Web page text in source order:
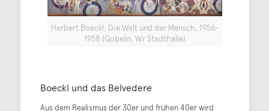
Herbert Boeckl, Die Welt und der Mensch, 1956-
1958 (Gobelin, Wr Stadthalle)
Boeckl und das Belvedere
Aus dem Realismus der 30er und frühen 40er wird